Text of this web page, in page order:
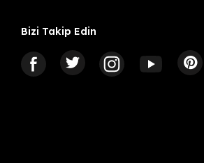
Bizi Takip Edin